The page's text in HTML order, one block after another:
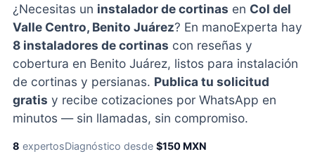
¿Necesitas un instalador de cortinas en Col del
Valle Centro, Benito Juárez? En manoExperta hay
8 instaladores de cortinas con reseñas y
cobertura en Benito Juárez, listos para instalación
de cortinas y persianas. Publica tu solicitud
gratis y recibe cotizaciones por WhatsApp en
minutos — sin llamadas, sin compromiso.
8 expertosDiagnóstico desde $150 MXN